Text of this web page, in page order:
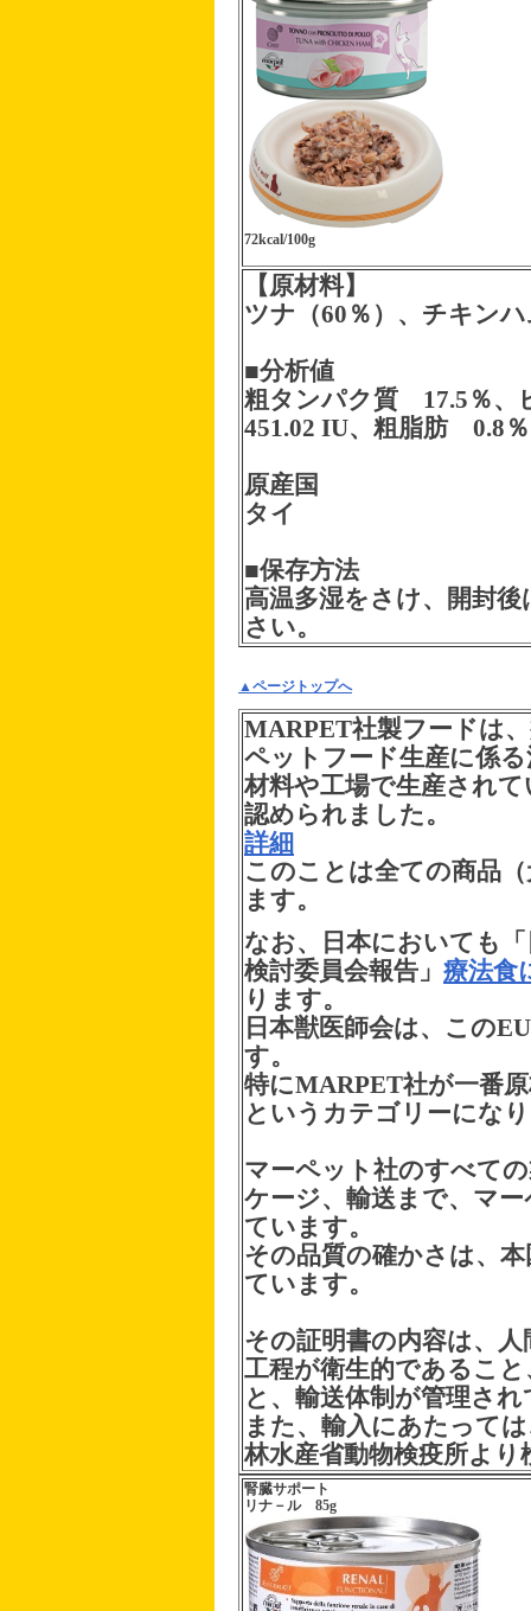
72kcal/100g
【原材料】
ツナ（60％）、チキン
■分析値
粗タンパク質 17.5％
451.02 IU、粗脂肪 0.8
原産国
タイ
■保存方法
高温多湿をさけ、開封
さい。
▲ページトップへ
MARPET社製フードは
ペットフード生産に係
材料や工場で生産され
認められました。
詳細
このことは全ての商品
ます。
なお、日本においても
検討委員会報告」 療法食
ります。
日本獣医師会は、この
す。
特にMARPET社が一番
というカテゴリーにな
マーペット社のすべて
ケージ、輸送まで、マ
ています。
その品質の確かさは、
ています。
その証明書の内容は、
工程が衛生的であるこ
と、輸送体制が管理さ
また、輸入にあたって
林水産省動物検疫所よ
腎臓サポート
リナ－ル 85g